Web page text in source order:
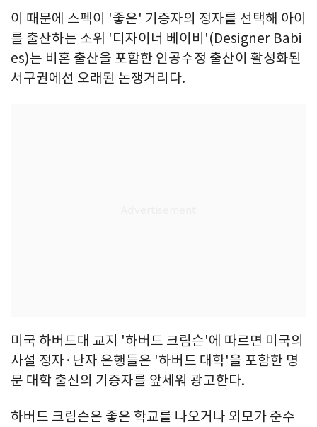
이 때문에 스펙이 '좋은' 기증자의 정자를 선택해 아이
를 출산하는 소위 '디자이너 베이비'(Designer Babi
es)는 비혼 출산을 포함한 인공수정 출산이 활성화된
서구권에선 오래된 논쟁거리다.
미국 하버드대 교지 '하버드 크림슨'에 따르면 미국의
사설 정자·난자 은행들은 '하버드 대학'을 포함한 명
문 대학 출신의 기증자를 앞세워 광고한다.
하버드 크림슨은 좋은 학교를 나오거나 외모가 준수